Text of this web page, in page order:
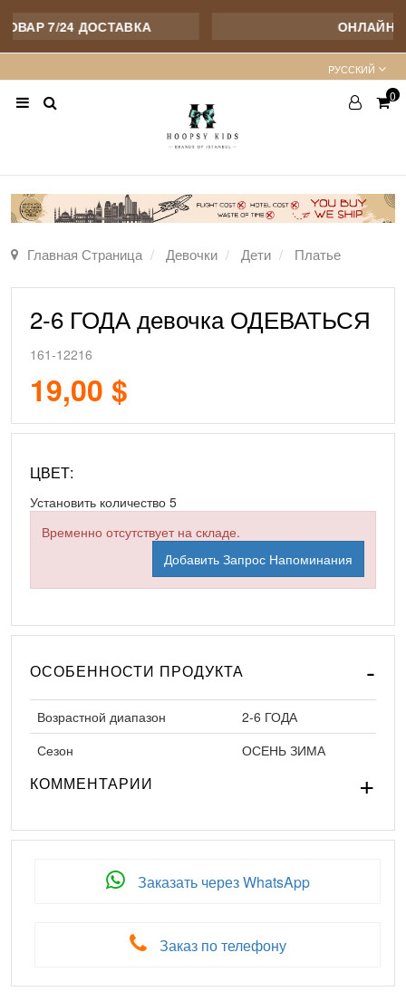
7/24 ДОСТАВКА ОНЛАЙН
PУССКИЙ
0
Главная Страница Девочки Дети Платье
2-6 ГОДА девочка ОДЕВАТЬСЯ
161-12216
19,00 $
ЦВЕТ:
Установить количество 5
Временно отсутствует на складе.
Добавить Запрос Напоминания
ОСОБЕННОСТИ ПРОДУКТА
Возрастной диапазон
2-6 ГОДА
Сезон
ОСЕНЬ ЗИМА
КОММЕНТАРИИ
Заказать через WhatsApp
Заказ по телефону